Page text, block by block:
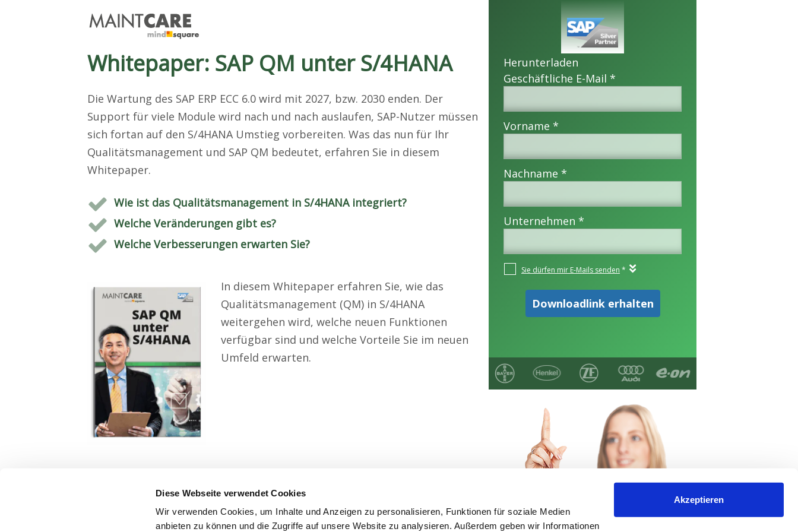
Diese Webseite verwendet Cookies
Wir verwenden Cookies, um Inhalte und Anzeigen zu personalisieren, Funktionen für soziale Medien
anbieten zu können und die Zugriffe auf unsere Website zu analysieren. Außerdem geben wir Informationen
Akzeptieren
Whitepaper: SAP QM unter S/4HANA
Die Wartung des SAP ERP ECC 6.0 wird mit 2027, bzw. 2030 enden. Der
Support für viele Module wird nach und nach auslaufen, SAP-Nutzer müssen
sich fortan auf den S/4HANA Umstieg vorbereiten. Was das nun für Ihr
Qualitätsmanagement und SAP QM bedeutet, erfahren Sie in diesem
Whitepaper.
Wie ist das Qualitätsmanagement in S/4HANA integriert?
Welche Veränderungen gibt es?
Welche Verbesserungen erwarten Sie?
In diesem Whitepaper erfahren Sie, wie das
Qualitätsmanagement (QM) in S/4HANA
weitergehen wird, welche neuen Funktionen
verfügbar sind und welche Vorteile Sie im neuen
Umfeld erwarten.
Herunterladen